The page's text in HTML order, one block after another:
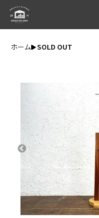
ホーム SOLD OUT